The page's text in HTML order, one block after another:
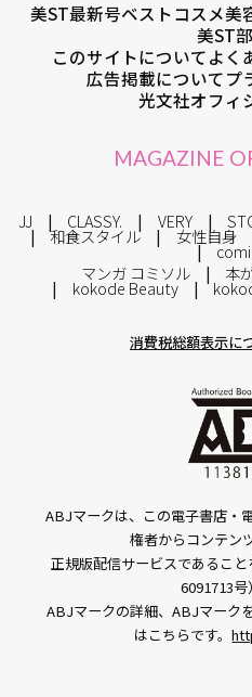
美ST最新号ベストコスメ美
美ST
このサイトについてよく
広告掲載についてプ
光文社オフィ
MAGAZINE
JJ CLASSY. VERY
和食スタイル 女性自身
マンガ コミソル
本
kokode Beauty
消費税総額表示に
ABJマークは、この電子書店・
権者からコンテン
正規版配信サービスであるこ
6091713号
ABJマークの詳細、ABJマーク
はこちらです。